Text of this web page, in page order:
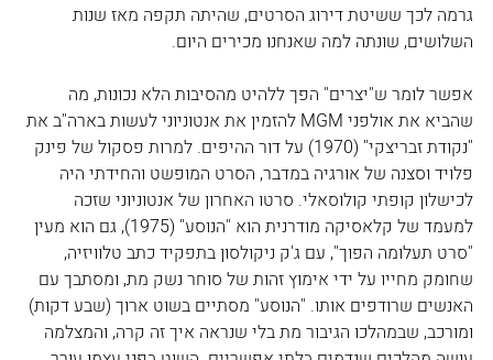
גרמה לכך ששיטת דירוג הסרטים, שהיתה תקפה מאז שנות
השלושים, שונתה למה שאנחנו מכירים היום.
אפשר לומר ש"יצרים" הפך ללהיט מהסיבות הלא נכונות, מה
שהביא את אולפני MGM להזמין את אנטוניוני לעשות בארה"ב את
"נקודת זבריצקי" (1970) על דור ההיפים. למרות פסקול של פינק
פלויד וסצנה של אורגיה במדבר, הסרט המופשט והחידתי היה
לכישלון קופתי קולוסאלי. סרטו האחרון של אנטוניוני שזכה
למעמד של קלאסיקה מודרנית הוא "הנוסע" (1975), גם הוא מעין
"סרט תעלומה הפוך", עם ג'ק ניקולסון בתפקיד כתב טלוויזיה,
שחומק מחייו על ידי אימוץ זהות של סוחר נשק מת, ומסתבך עם
האנשים שרודפים אותו. "הנוסע" מסתיים בשוט ארוך (שבע דקות)
ומורכב, שבמהלכו הגיבור מת בלי שנראה איך זה קרה, והמצלמה